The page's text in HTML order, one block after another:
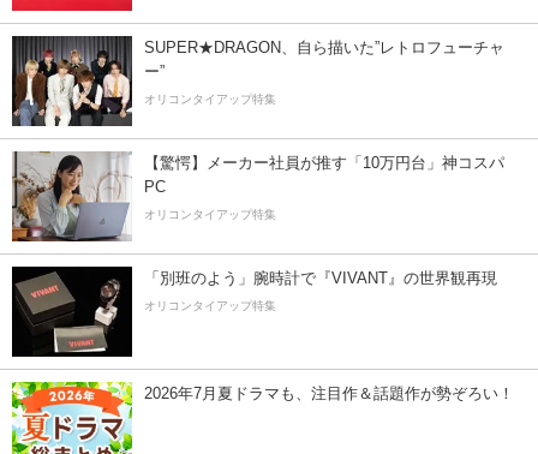
SUPER★DRAGON、自ら描いた”レトロフューチャ
ー”
オリコンタイアップ特集
【驚愕】メーカー社員が推す「10万円台」神コスパ
PC
オリコンタイアップ特集
「別班のよう」腕時計で『VIVANT』の世界観再現
オリコンタイアップ特集
2026年7月夏ドラマも、注目作＆話題作が勢ぞろい！